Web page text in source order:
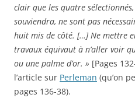
clair que les quatre
souviendra, ne sont pas
huit mis de côté. […] Ne mettre
travaux équivaut à n’aller voir
ou une palme d’or. » [Pages
l’article sur Perleman (qu’on
pages 136-38).